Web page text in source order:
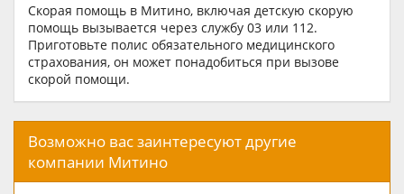
Скорая помощь в Митино, включая детскую скорую
помощь вызывается через службу 03 или 112.
Приготовьте полис обязательного медицинского
страхования, он может понадобиться при вызове
скорой помощи.
Возможно вас заинтересуют другие
компании Митино